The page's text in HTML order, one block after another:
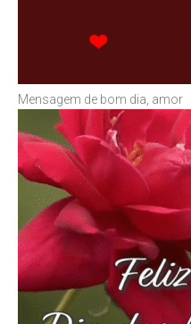
Mensagem de bom dia, amor